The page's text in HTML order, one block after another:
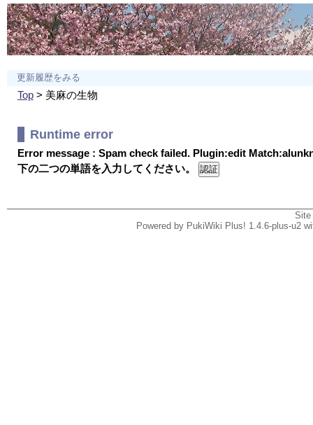
更新履歴をみる
Top> 美麻の生物
Runtime error
Error message : Spam check failed. Plugin:edit
下の二つの単語を入力してください。
Powered by PukiWiki Plus! 1.4.6-plus-u2